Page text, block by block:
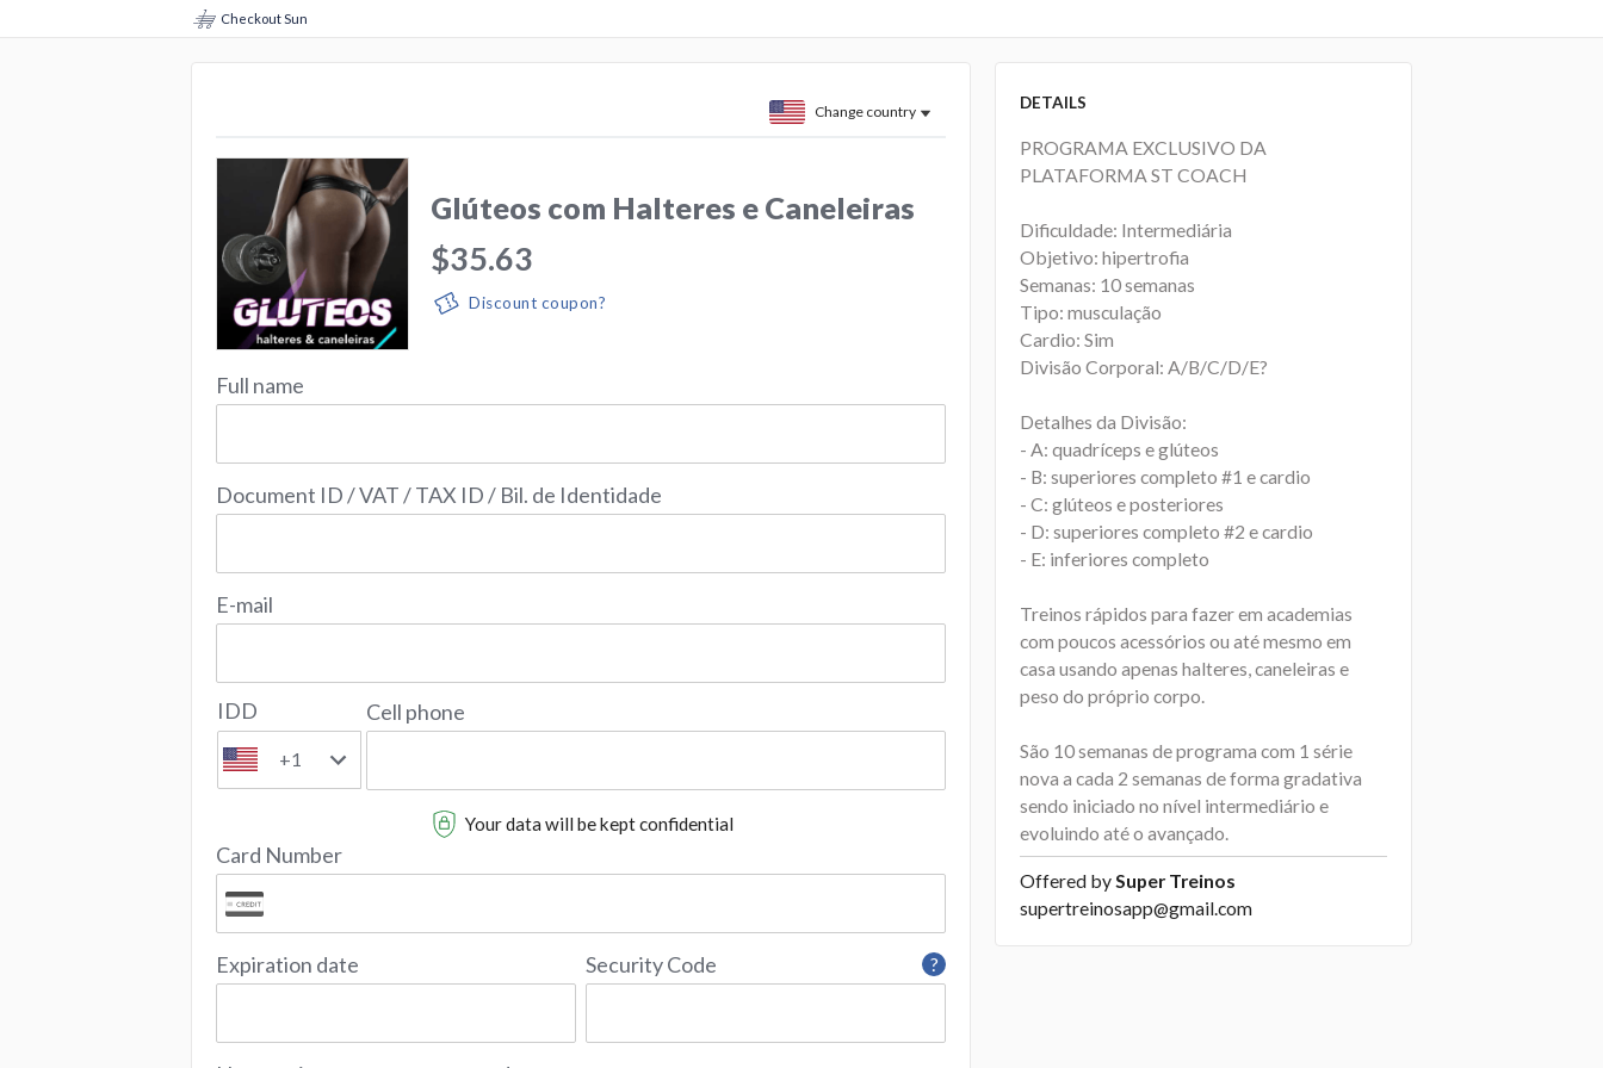
Checkout Sun
Change country
Glúteos com Halteres e Caneleiras
$35.63
Discount coupon?
Full name
Document ID / VAT / TAX ID / Bil. de Identidade
E-mail
IDD
+1
Cell phone
Your data will be kept confidential
Card Number
Expiration date ?
Security Code
DETAILS
PROGRAMA EXCLUSIVO DA
PLATAFORMA ST COACH
Dificuldade: Intermediária
Objetivo: hipertrofia
Semanas: 10 semanas
Tipo: musculação
Cardio: Sim
Divisão Corporal: A/B/C/D/E?
Detalhes da Divisão:
- A: quadríceps e glúteos
- B: superiores completo #1 e cardio
- C: glúteos e posteriores
- D: superiores completo #2 e cardio
- E: inferiores completo
Treinos rápidos para fazer em academias
com poucos acessórios ou até mesmo em
casa usando apenas halteres, caneleiras e
peso do próprio corpo.
São 10 semanas de programa com 1 série
nova a cada 2 semanas de forma gradativa
sendo iniciado no nível intermediário e
evoluindo até o avançado.
Offered bySuper Treinos
supertreinosapp@gmail.com